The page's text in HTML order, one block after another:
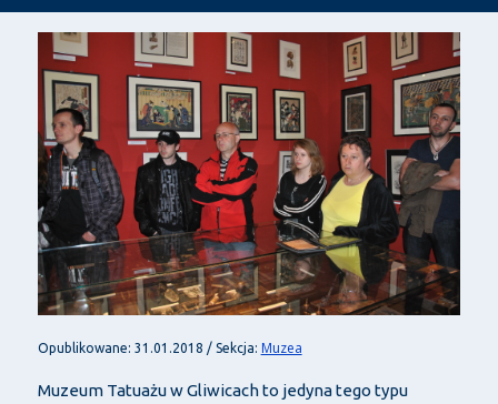
Opublikowane: 31.01.2018 / Sekcja: Muzea
Muzeum Tatuażu w Gliwicach to jedyna tego typu